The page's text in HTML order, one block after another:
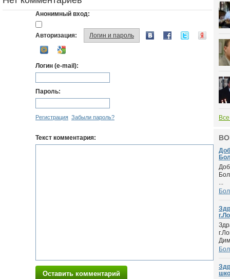
Анонимный вход:
Авторизация: Логин и пароль
Логин (e-mail):
Пароль:
Регистрация Забыли пароль?
Текст комментария:
Оставить комментарий
...